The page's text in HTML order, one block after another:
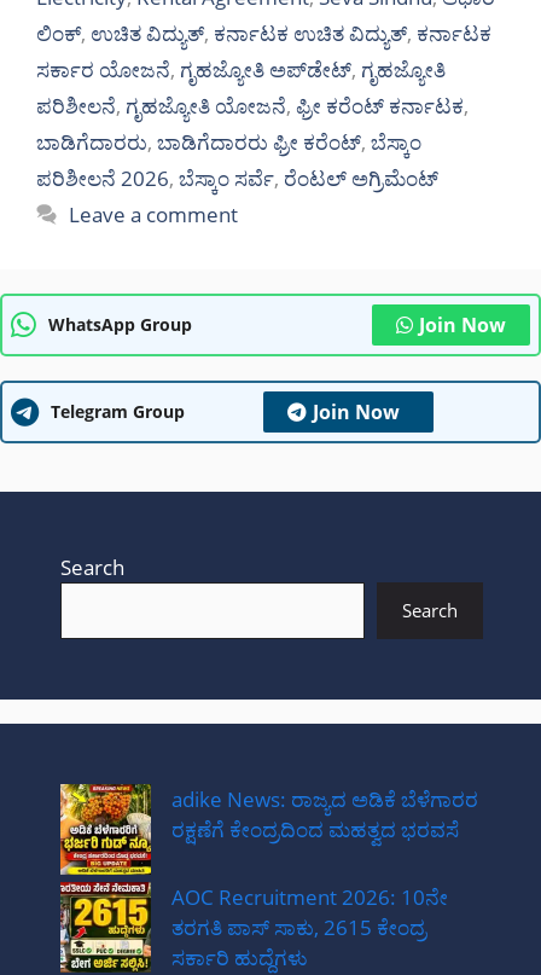
ಲಿಂಕ್, ಉಚಿತ ವಿದ್ಯುತ್, ಕರ್ನಾಟಕ ಉಚಿತ ವಿದ್ಯುತ್, ಕರ್ನಾಟಕ
ಸರ್ಕಾರ ಯೋಜನೆ, ಗೃಹಜ್ಯೋತಿ ಅಪ್‌ಡೇಟ್, ಗೃಹಜ್ಯೋತಿ
ಪರಿಶೀಲನೆ, ಗೃಹಜ್ಯೋತಿ ಯೋಜನೆ, ಫ್ರೀ ಕರೆಂಟ್ ಕರ್ನಾಟಕ,
ಬಾಡಿಗೆದಾರರು, ಬಾಡಿಗೆದಾರರು ಫ್ರೀ ಕರೆಂಟ್, ಬೆಸ್ಕಾಂ
ಪರಿಶೀಲನೆ 2026, ಬೆಸ್ಕಾಂ ಸರ್ವೆ, ರೆಂಟಲ್ ಅಗ್ರಿಮೆಂಟ್
Leave a comment
WhatsApp Group Join Now
Telegram Group Join Now
Search
Search
adike News: ರಾಜ್ಯದ ಅಡಿಕೆ ಬೆಳೆಗಾರರ
ರಕ್ಷಣೆಗೆ ಕೇಂದ್ರದಿಂದ ಮಹತ್ವದ ಭರವಸೆ
AOC Recruitment 2026: 10ನೇ
ತರಗತಿ ಪಾಸ್ ಸಾಕು, 2615 ಕೇಂದ್ರ
ಸರ್ಕಾರಿ ಹುದ್ದೆಗಳು